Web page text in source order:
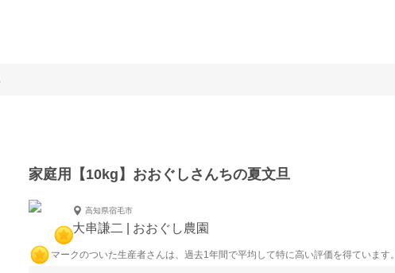
家庭用【10kg】おおぐしさんちの夏文旦
高知県宿毛市
大串謙二 | おおぐし農園
マークのついた生産者さんは、過去1年間で平均して特に高い評価を得ています。